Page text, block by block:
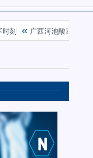
« 广西河池酸菜腌渍场毒